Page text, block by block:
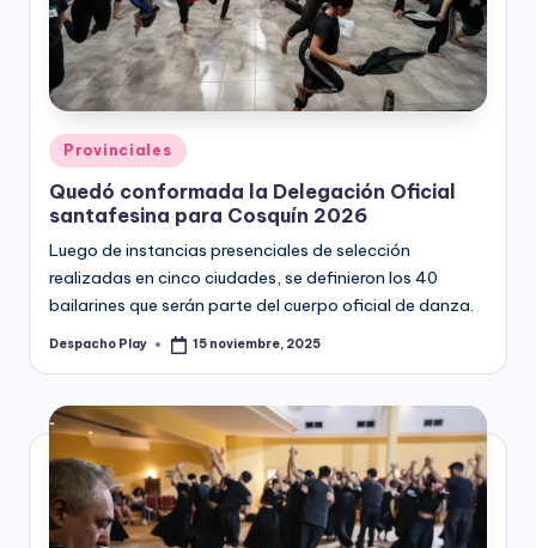
y
Posted
in
Provinciales
Quedó conformada la Delegación Oficial
santafesina para Cosquín 2026
Luego de instancias presenciales de selección
realizadas en cinco ciudades, se definieron los 40
bailarines que serán parte del cuerpo oficial de danza.
Posted
Despacho Play 15 noviembre, 2025